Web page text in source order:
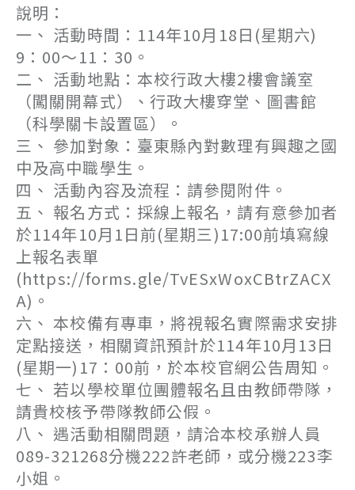
說明：
一、 活動時間：114年10月18日(星期六)
9：00～11：30。
二、 活動地點：本校行政大樓2樓會議室
（闖關開幕式）、行政大樓穿堂、圖書館
（科學關卡設置區）。
三、 參加對象：臺東縣內對數理有興趣之國
中及高中職學生。
四、 活動內容及流程：請參閱附件。
五、 報名方式：採線上報名，請有意參加者
於114年10月1日前(星期三)17:00前填寫線
上報名表單
(https://forms.gle/TvESxWoxCBtrZACX
A)。
六、 本校備有專車，將視報名實際需求安排
定點接送，相關資訊預計於114年10月13日
(星期一)17：00前，於本校官網公告周知。
七、 若以學校單位團體報名且由教師帶隊，
請貴校核予帶隊教師公假。
八、 遇活動相關問題，請洽本校承辦人員
089-321268分機222許老師，或分機223李
小姐。